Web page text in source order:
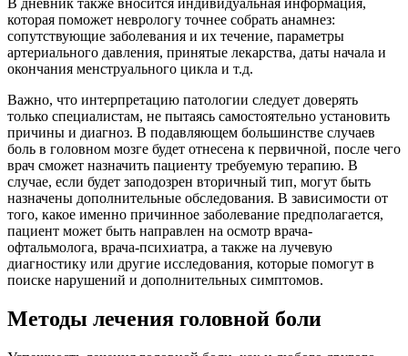
В дневник также вносится индивидуальная информация,
которая поможет неврологу точнее собрать анамнез:
сопутствующие заболевания и их течение, параметры
артериального давления, принятые лекарства, даты начала и
окончания менструального цикла и т.д.
Важно, что интерпретацию патологии следует доверять
только специалистам, не пытаясь самостоятельно установить
причины и диагноз. В подавляющем большинстве случаев
боль в головном мозге будет отнесена к первичной, после чего
врач сможет назначить пациенту требуемую терапию. В
случае, если будет заподозрен вторичный тип, могут быть
назначены дополнительные обследования. В зависимости от
того, какое именно причинное заболевание предполагается,
пациент может быть направлен на осмотр врача-
офтальмолога, врача-психиатра, а также на лучевую
диагностику или другие исследования, которые помогут в
поиске нарушений и дополнительных симптомов.
Методы лечения головной боли